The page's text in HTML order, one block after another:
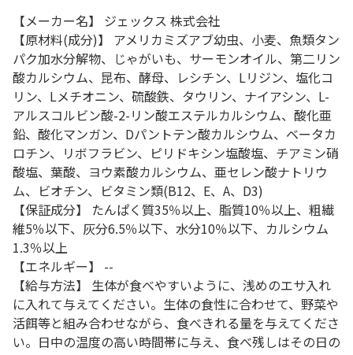
【メーカー名】 ジェックス 株式会社
【原材料(成分)】 アメリカミズアブ幼虫、小麦、魚類タン
パク加水分解物、じゃがいも、サーモンオイル、第二リン
酸カルシウム、昆布、酵母、レシチン、Lリジン、塩化コ
リン、Lメチオニン、硫酸鉄、タウリン、ナイアシン、L-
アルスコルビン酸-2-リン酸エステルカルシウム、酸化亜
鉛、酸化マンガン、Dパントテン酸カルシウム、ベータカ
ロチン、リボフラビン、ピリドキシン塩酸塩、チアミン硝
酸塩、葉酸、ヨウ素酸カルシウム、亜セレン酸ナトリウ
ム、ビオチン、ビタミン類(B12、E、A、D3)
【保証成分】 たんぱく質35％以上、脂質10％以上、粗繊
維5％以下、灰分6.5％以下、水分10％以下、カルシウム
1.3％以上
【エネルギー】 --
【給与方法】 生体が食べやすいように、浅めのエサ入れ
に入れて与えてください。生体の食性に合わせて、野菜や
活餌等と組み合わせながら、食べきれる量を与えてくださ
い。日中の温度の高い時間帯に与え、食べ残しはその日の